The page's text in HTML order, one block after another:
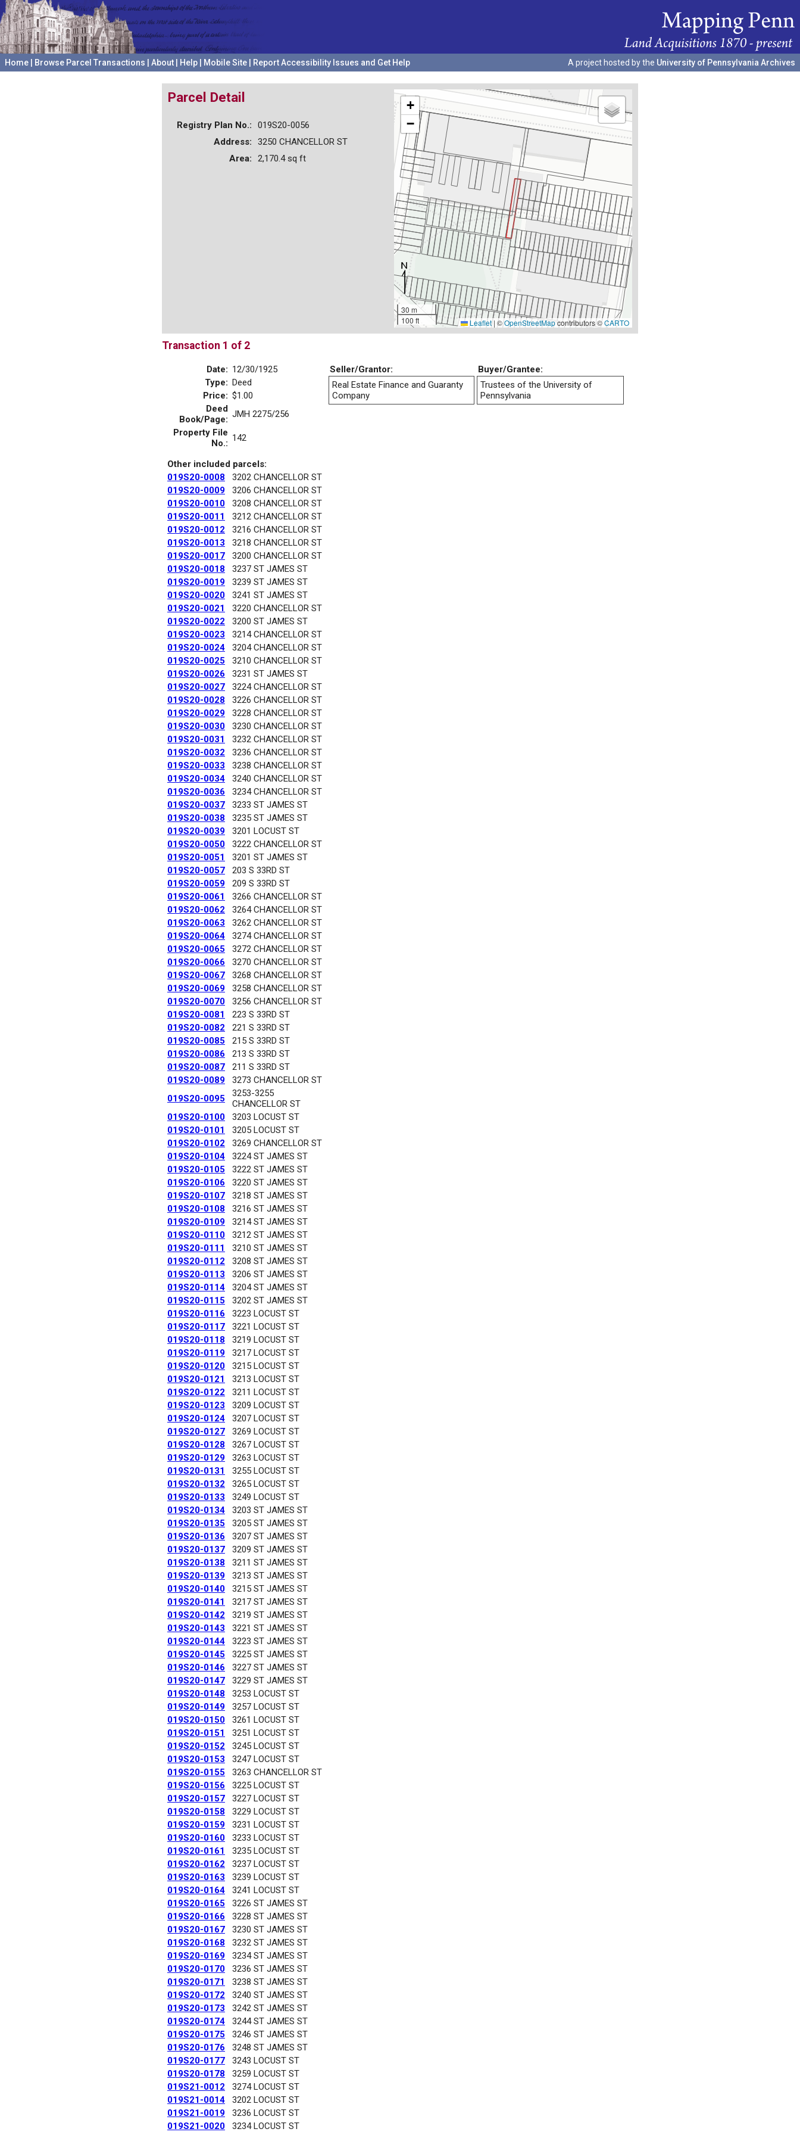
Home Browse Parcel Transactions About Help Mobile Site Report Accessibility Issues and Get Help A project hosted by the University of Pennsylvania Archives
+
−
30 m
100 ft
Leaflet | ©OpenStreetMapcontributors ©CARTO
Parcel Detail
Registry Plan No.:
019S20-0056
Address:
3250 CHANCELLOR ST
Area:
2,170.4 sq ft
Transaction 1 of 2
Date: 12/30/1925
Type: Deed
Price: $1.00
Deed
Book/Page: JMH 2275/256
Property File
No.: 142
Other included parcels:
019S20-0008
3202 CHANCELLOR ST
019S20-0009
3206 CHANCELLOR ST
019S20-0010
3208 CHANCELLOR ST
019S20-0011
3212 CHANCELLOR ST
019S20-0012
3216 CHANCELLOR ST
019S20-0013
3218 CHANCELLOR ST
019S20-0017
3200 CHANCELLOR ST
019S20-0018
3237 ST JAMES ST
019S20-0019
3239 ST JAMES ST
019S20-0020
3241 ST JAMES ST
019S20-0021
3220 CHANCELLOR ST
019S20-0022
3200 ST JAMES ST
019S20-0023
3214 CHANCELLOR ST
019S20-0024
3204 CHANCELLOR ST
019S20-0025
3210 CHANCELLOR ST
019S20-0026
3231 ST JAMES ST
019S20-0027
3224 CHANCELLOR ST
019S20-0028
3226 CHANCELLOR ST
019S20-0029
3228 CHANCELLOR ST
019S20-0030
3230 CHANCELLOR ST
019S20-0031
3232 CHANCELLOR ST
019S20-0032
3236 CHANCELLOR ST
019S20-0033
3238 CHANCELLOR ST
019S20-0034
3240 CHANCELLOR ST
019S20-0036
3234 CHANCELLOR ST
019S20-0037
3233 ST JAMES ST
019S20-0038
3235 ST JAMES ST
019S20-0039
3201 LOCUST ST
019S20-0050
3222 CHANCELLOR ST
019S20-0051
3201 ST JAMES ST
019S20-0057
203 S 33RD ST
019S20-0059
209 S 33RD ST
019S20-0061
3266 CHANCELLOR ST
019S20-0062
3264 CHANCELLOR ST
019S20-0063
3262 CHANCELLOR ST
019S20-0064
3274 CHANCELLOR ST
019S20-0065
3272 CHANCELLOR ST
019S20-0066
3270 CHANCELLOR ST
019S20-0067
3268 CHANCELLOR ST
019S20-0069
3258 CHANCELLOR ST
019S20-0070
3256 CHANCELLOR ST
019S20-0081
223 S 33RD ST
019S20-0082
221 S 33RD ST
019S20-0085
215 S 33RD ST
019S20-0086
213 S 33RD ST
019S20-0087
211 S 33RD ST
019S20-0089
3273 CHANCELLOR ST
019S20-0095
3253-3255
CHANCELLOR ST
019S20-0100
3203 LOCUST ST
019S20-0101
3205 LOCUST ST
019S20-0102
3269 CHANCELLOR ST
019S20-0104
3224 ST JAMES ST
019S20-0105
3222 ST JAMES ST
019S20-0106
3220 ST JAMES ST
019S20-0107
3218 ST JAMES ST
019S20-0108
3216 ST JAMES ST
019S20-0109
3214 ST JAMES ST
019S20-0110
3212 ST JAMES ST
019S20-0111
3210 ST JAMES ST
019S20-0112
3208 ST JAMES ST
019S20-0113
3206 ST JAMES ST
019S20-0114
3204 ST JAMES ST
019S20-0115
3202 ST JAMES ST
019S20-0116
3223 LOCUST ST
019S20-0117
3221 LOCUST ST
019S20-0118
3219 LOCUST ST
019S20-0119
3217 LOCUST ST
019S20-0120
3215 LOCUST ST
019S20-0121
3213 LOCUST ST
019S20-0122
3211 LOCUST ST
019S20-0123
3209 LOCUST ST
019S20-0124
3207 LOCUST ST
019S20-0127
3269 LOCUST ST
019S20-0128
3267 LOCUST ST
019S20-0129
3263 LOCUST ST
019S20-0131
3255 LOCUST ST
019S20-0132
3265 LOCUST ST
019S20-0133
3249 LOCUST ST
019S20-0134
3203 ST JAMES ST
019S20-0135
3205 ST JAMES ST
019S20-0136
3207 ST JAMES ST
019S20-0137
3209 ST JAMES ST
019S20-0138
3211 ST JAMES ST
019S20-0139
3213 ST JAMES ST
019S20-0140
3215 ST JAMES ST
019S20-0141
3217 ST JAMES ST
019S20-0142
3219 ST JAMES ST
019S20-0143
3221 ST JAMES ST
019S20-0144
3223 ST JAMES ST
019S20-0145
3225 ST JAMES ST
019S20-0146
3227 ST JAMES ST
019S20-0147
3229 ST JAMES ST
019S20-0148
3253 LOCUST ST
019S20-0149
3257 LOCUST ST
019S20-0150
3261 LOCUST ST
019S20-0151
3251 LOCUST ST
019S20-0152
3245 LOCUST ST
019S20-0153
3247 LOCUST ST
019S20-0155
3263 CHANCELLOR ST
019S20-0156
3225 LOCUST ST
019S20-0157
3227 LOCUST ST
019S20-0158
3229 LOCUST ST
019S20-0159
3231 LOCUST ST
019S20-0160
3233 LOCUST ST
019S20-0161
3235 LOCUST ST
019S20-0162
3237 LOCUST ST
019S20-0163
3239 LOCUST ST
019S20-0164
3241 LOCUST ST
019S20-0165
3226 ST JAMES ST
019S20-0166
3228 ST JAMES ST
019S20-0167
3230 ST JAMES ST
019S20-0168
3232 ST JAMES ST
019S20-0169
3234 ST JAMES ST
019S20-0170
3236 ST JAMES ST
019S20-0171
3238 ST JAMES ST
019S20-0172
3240 ST JAMES ST
019S20-0173
3242 ST JAMES ST
019S20-0174
3244 ST JAMES ST
019S20-0175
3246 ST JAMES ST
019S20-0176
3248 ST JAMES ST
019S20-0177
3243 LOCUST ST
019S20-0178
3259 LOCUST ST
019S21-0012
3274 LOCUST ST
019S21-0014
3202 LOCUST ST
019S21-0019
3236 LOCUST ST
019S21-0020
3234 LOCUST ST
Seller/Grantor:
Buyer/Grantee:
Real Estate Finance and Guaranty
Company
Trustees of the University of
Pennsylvania